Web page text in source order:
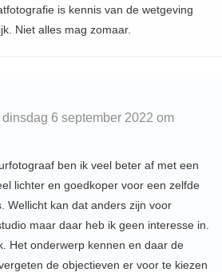
is kennis van de wetgeving
Niet alles mag zomaar.
6 september 2022 om
ben ik veel beter af met een
lichter en goedkoper voor een zelfde
Wellicht kan dat anders zijn voor
maar daar heb ik geen interesse in.
Het onderwerp kennen en daar de
de objectieven er voor te kiezen